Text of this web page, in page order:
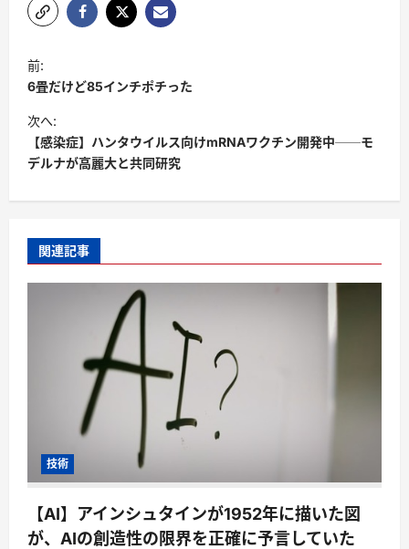
前:
6畳だけど85インチポチった
次へ:
【感染症】ハンタウイルス向けmRNAワクチン開発中──モ
デルナが高麗大と共同研究
関連記事
技術
【AI】アインシュタインが1952年に描いた図
が、AIの創造性の限界を正確に予言していた